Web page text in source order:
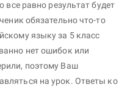
все равно результат будет
обязательно что-то
языку за 5 класс
нет ошибок или
поэтому Ваш
на урок. Ответы ко